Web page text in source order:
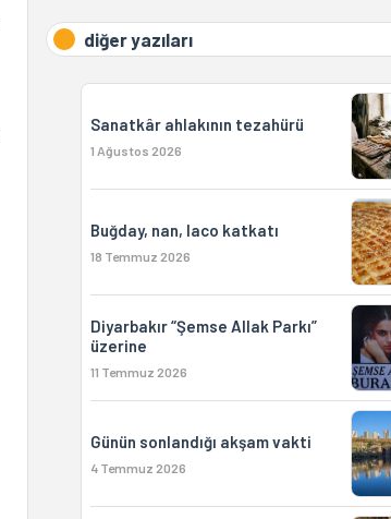
diğer yazıları
Sanatkâr ahlakının tezahürü
1 Ağustos 2026
Buğday, nan, laco katkatı
18 Temmuz 2026
Diyarbakır “Şemse Allak Parkı”
üzerine
11 Temmuz 2026
Günün sonlandığı akşam vakti
4 Temmuz 2026